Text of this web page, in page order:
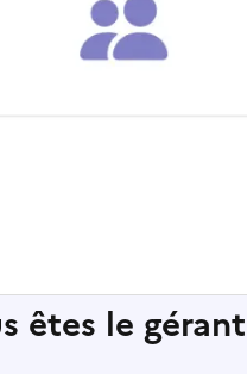
êtes le